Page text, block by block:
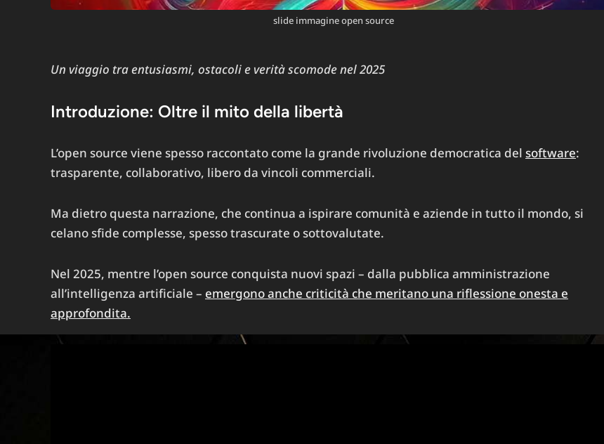
slide immagine open source
Un viaggio tra entusiasmi, ostacoli e verità scomode nel 2025
Introduzione: Oltre il mito della libertà
L’open source viene spesso raccontato come la grande rivoluzione democratica del software:
trasparente, collaborativo, libero da vincoli commerciali.
Ma dietro questa narrazione, che continua a ispirare comunità e aziende in tutto il mondo, si
celano sfide complesse, spesso trascurate o sottovalutate.
Nel 2025, mentre l’open source conquista nuovi spazi – dalla pubblica amministrazione
all’intelligenza artificiale – emergono anche criticità che meritano una riflessione onesta e
approfondita.